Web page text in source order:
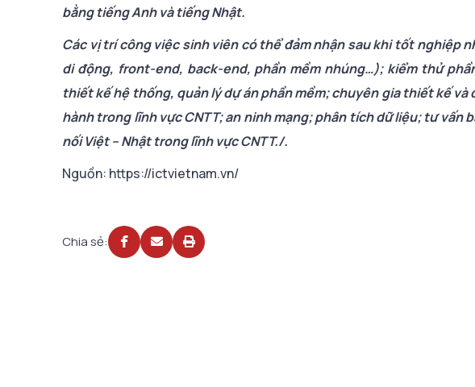
bằng tiếng Anh và tiếng Nhật.
Các vị trí công việc sinh viên có thể đảm nhận sau khi tốt nghiệp
di động, front-end, back-end, phần mềm nhúng…); kiểm thử
thiết kế hệ thống, quản lý dự án phần mềm; chuyên gia thiết kế
hành trong lĩnh vực CNTT; an ninh mạng; phân tích dữ liệu; tư vấn
nối Việt – Nhật trong lĩnh vực CNTT./.
Nguồn: https://ictvietnam.vn/
Chia sẻ: